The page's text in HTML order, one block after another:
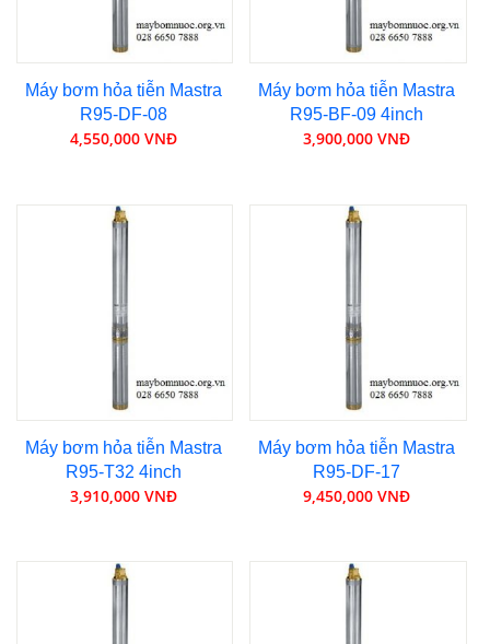
Máy bơm hỏa tiễn Mastra
R95-DF-08
4,550,000 VNĐ
Máy bơm hỏa tiễn Mastra
R95-BF-09 4inch
3,900,000 VNĐ
Máy bơm hỏa tiễn Mastra
R95-T32 4inch
3,910,000 VNĐ
Máy bơm hỏa tiễn Mastra
R95-DF-17
9,450,000 VNĐ